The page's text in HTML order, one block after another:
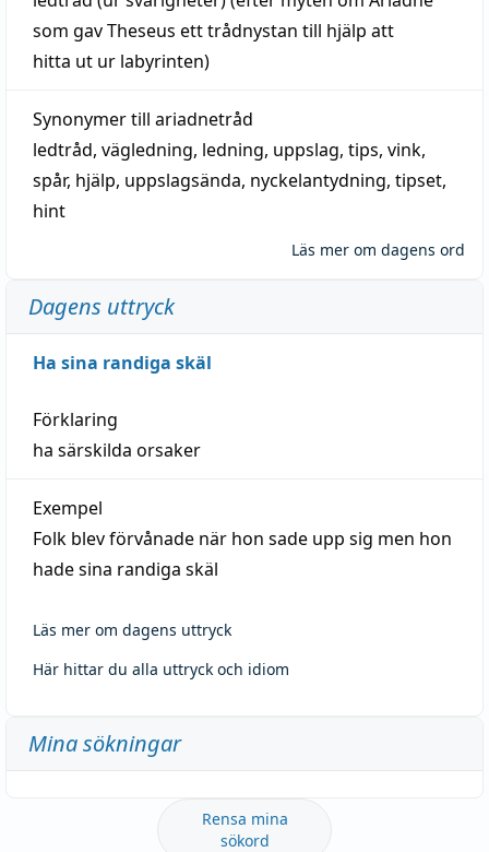
som gav Theseus ett trådnystan till hjälp att
hitta ut ur labyrinten)
Synonymer till ariadnetråd
ledtråd, vägledning, ledning, uppslag, tips, vink,
spår, hjälp, uppslagsända, nyckelantydning, tipset,
hint
Läs mer om dagens ord
Dagens uttryck
Ha sina randiga skäl
Förklaring
ha särskilda orsaker
Exempel
Folk blev förvånade när hon sade upp sig men hon
hade sina randiga skäl
Läs mer om dagens uttryck
Här hittar du alla uttryck och idiom
Mina sökningar
Rensa mina
sökord